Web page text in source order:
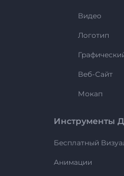
Видео
Логотип
Веб-Сайт
Мокап
Инструменты
Бесплатный
Анимации